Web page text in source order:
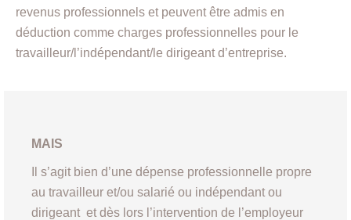
revenus professionnels et peuvent être admis en
déduction comme charges professionnelles pour le
travailleur/l’indépendant/le dirigeant d’entreprise.
MAIS
Il s’agit bien d’une dépense professionnelle propre
au travailleur et/ou salarié ou indépendant ou
dirigeant et dès lors l’intervention de l’employeur